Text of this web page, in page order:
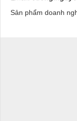
Sản phẩm doanh